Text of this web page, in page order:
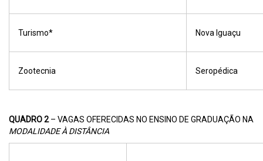
Turismo* Nova Iguaçu
Zootecnia Seropédica
QUADRO 2– VAGAS OFERECIDAS NO ENSINO DE GRADUAÇÃO NA
MODALIDADE À DISTÂNCIA